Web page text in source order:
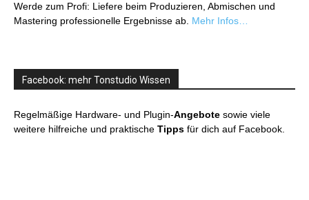
Werde zum Profi: Liefere beim Produzieren, Abmischen und
Mastering professionelle Ergebnisse ab. Mehr Infos…
Facebook: mehr Tonstudio Wissen
Regelmäßige Hardware- und Plugin-Angebote sowie viele
weitere hilfreiche und praktische Tipps für dich auf Facebook.